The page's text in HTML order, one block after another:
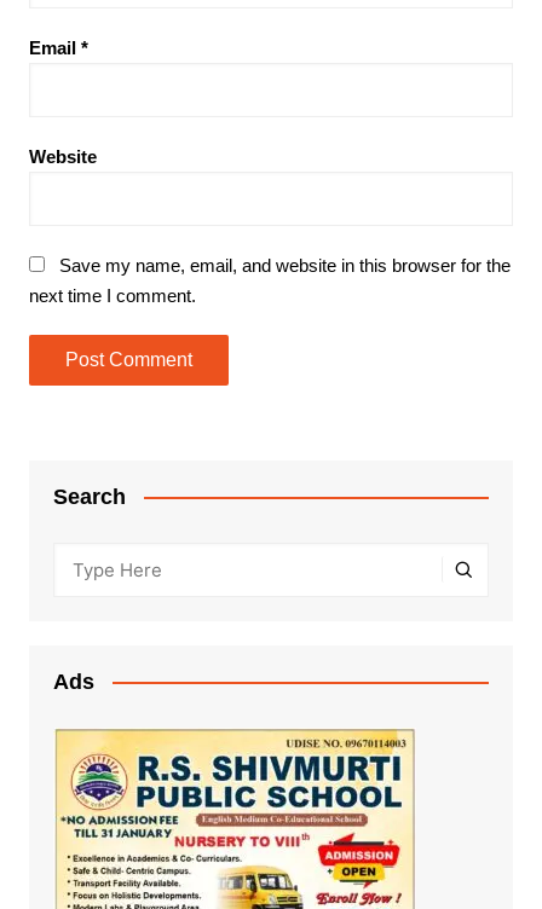
Email *
Website
Save my name, email, and website in this browser for the
next time I comment.
Search
Ads